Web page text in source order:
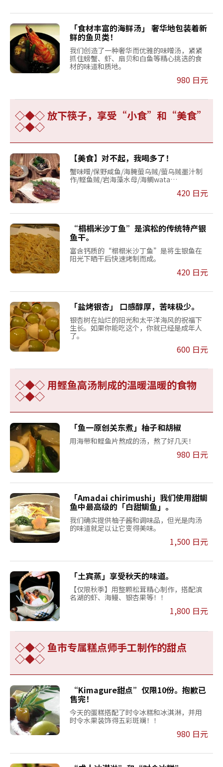
「食材丰富的海鲜汤」 奢华地包装着新
鲜的鱼贝类！
我们创造了一种奢华而优雅的味噌汤，紧紧
抓住螃蟹、虾、扇贝和白鱼等精心挑选的食
材的味道和质地。
980 日元
◇◆◇ 放下筷子，享受“小食”和“美食”
◇◆◇
【美食】对不起，我喝多了！
蟹味噌/保野咸鱼/海腌萤乌贼/萤乌贼墨汁制
作/鲣鱼贼/岩海藻水母/海鲷wata…
420 日元
“榻榻米沙丁鱼”是滨松的传统特产银
鱼干。
富含钙质的“榻榻米沙丁鱼”是将生银鱼在
阳光下晒干后快速烤制而成。
420 日元
「盐烤银杏」 口感醇厚，苦味极少。
银杏树在灿烂的阳光和太平洋海风的祝福下
生长。如果你能吃这个，你就已经是成年人
了。
600 日元
◇◆◇ 用鲣鱼高汤制成的温暖温暖的食物
◇◆◇
「鱼一原创关东煮」柚子和胡椒
用海带和鲣鱼片熬成的汤，熬了好几天！
980 日元
「Amadai chirimushi」我们使用甜鲷
鱼中最高级的「白甜鲷鱼」。
我们确实提供柚子酱和调味品，但光是肉汤
的味道就足以让它变得美味。
1,500 日元
「土宾蒸」享受秋天的味道。
【仅限秋季】用整颗松茸精心制作，搭配滨
名湖的虾、海鳗、银杏果等！！
1,800 日元
◇◆◇ 鱼市专属糕点师手工制作的甜点
◇◆◇
“Kimagure甜点”仅限10份。抱歉已
售完！
今天的蛋糕搭配了时令冰糕和冰淇淋，并用
时令水果装饰得五彩斑斓！！
980 日元